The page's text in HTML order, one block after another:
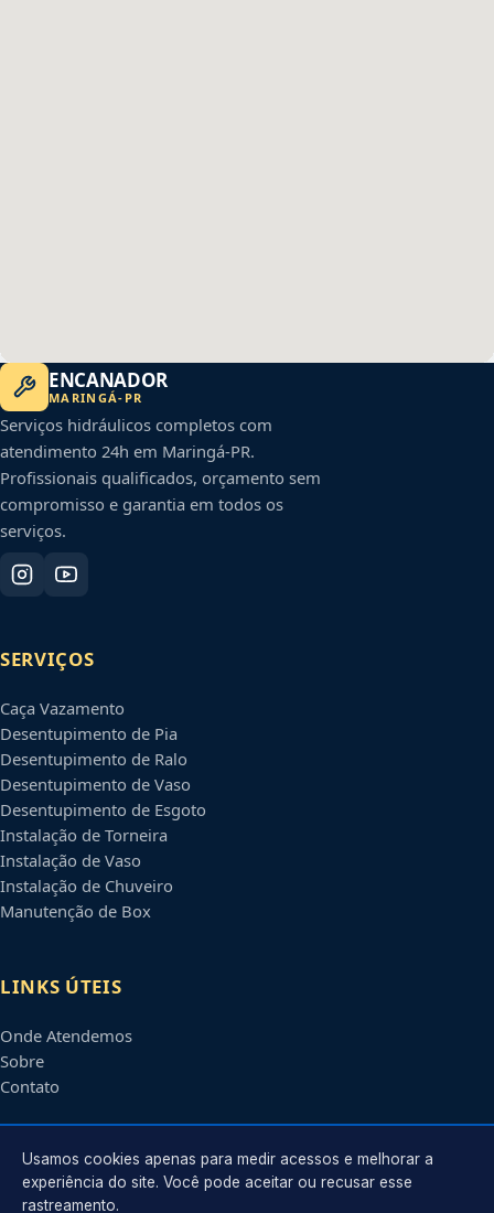
ENCANADOR
MARINGÁ- PR
Serviços hidráulicos completos com
atendimento 24h em Maringá-PR.
Profissionais qualificados, orçamento sem
compromisso e garantia em todos os
serviços.
SERVIÇOS
Caça Vazamento
Desentupimento de Pia
Desentupimento de Ralo
Desentupimento de Vaso
Desentupimento de Esgoto
Instalação de Torneira
Instalação de Vaso
Instalação de Chuveiro
Manutenção de Box
LINKS ÚTEIS
Onde Atendemos
Sobre
Contato
CONTATO
Usamos cookies apenas para medir acessos e melhorar a
experiência do site. Você pode aceitar ou recusar esse
rastreamento.